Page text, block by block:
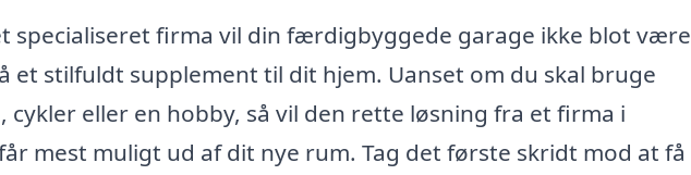
specialiseret firma vil din færdigbyggede garage ikke blot være
et stilfuldt supplement til dit hjem. Uanset om du skal bruge
eller en hobby, så vil den rette løsning fra et firma i
mest muligt ud af dit nye rum. Tag det første skridt mod at få